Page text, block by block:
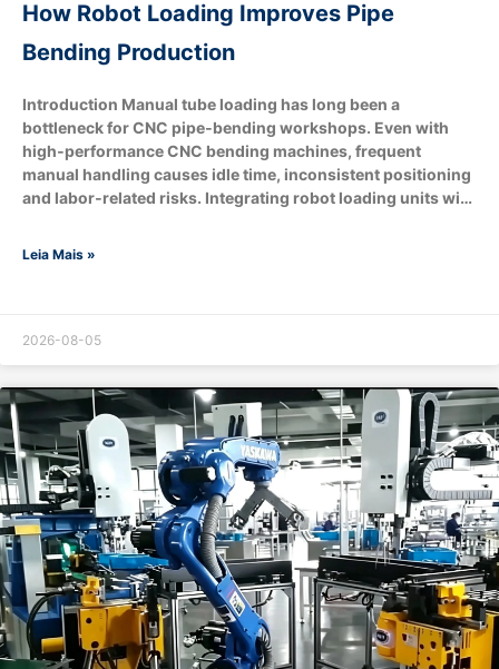
How Robot Loading Improves Pipe
Bending Production
Introduction Manual tube loading has long been a
bottleneck for CNC pipe‑bending workshops. Even with
high‑performance CNC bending machines, frequent
manual handling causes idle time, inconsistent positioning
and labor‑related risks. Integrating robot loading units with
quality, workplace safety and overall operational cost.
belts, downstream end‑processing stations for flaring,
chamfering and boring. How does robot loading boost
production throughput? A: Does robotic loading improve
bending quality & consistency? A: Yes.Human‑operated
loading introduces variable positioning offsets, scratches,
…
Leia Mais »
2026-08-05